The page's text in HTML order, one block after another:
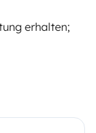
erhalten;